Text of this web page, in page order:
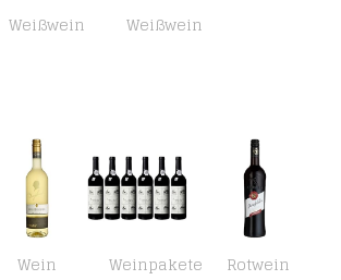
Weißwein Weißwein
Wein Weinpakete Rotwein